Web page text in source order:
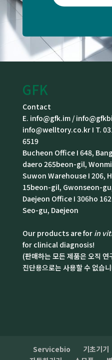
GFK
Contact
E. info@gfk.im /
info@welltory.co.kr I T.
6519
Bucheon Office I 648,
daero 265beon-gil,
Suwon Warehouse I 206,
15beon-gil, Gwonseon-
Daejeon Office I 306ho
Seo-gu, Daejeon
Our products are for in
for clinical diagnosis!
(판매하는 모든 제품은 오직
진단용으로는 사용할 수 없습
Servicebio 기초기기